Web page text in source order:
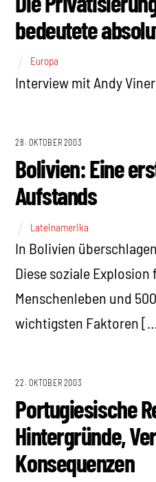
bedeutete
Europa
Interview mit Andy
28. OKTOBER 2003
Bolivien: Eine
Aufstands
Lateinamerika
In Bolivien
Diese soziale
Menschenleben und
wichtigsten Faktoren
22. OKTOBER 2003
Portugiesische
Hintergründe,
Konsequenzen